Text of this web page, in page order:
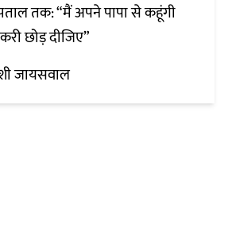
तक: “मैं अपने पापा से कहूंगी
छोड़ दीजिए”
जायसवाल